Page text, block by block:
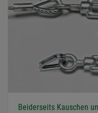
Beiderseits Kauschen